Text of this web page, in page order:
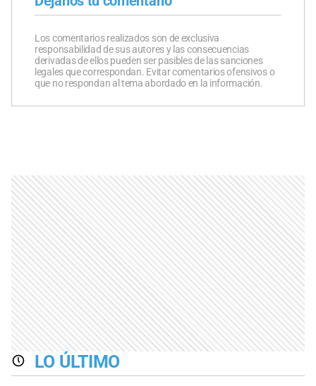
Los comentarios realizados son de exclusiva
responsabilidad de sus autores y las consecuencias
derivadas de ellos pueden ser pasibles de las sanciones
legales que correspondan. Evitar comentarios ofensivos o
que no respondan al tema abordado en la información.
LO ÚLTIMO